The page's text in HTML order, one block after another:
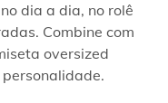
dia a dia, no rolê
Combine com
oversized